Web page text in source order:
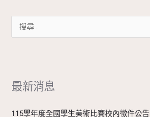
字
最新消息
115學年度全國學生美術比賽校內徵件公告